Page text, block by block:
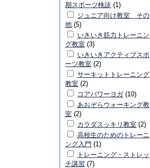
期スポーツ検診 (1)
ジュニア向け教室 その
他 (5)
いきいき筋力トレーニン
グ教室 (3)
いきいきアクティブスポ
ーツ教室 (2)
サーキットトレーニング
教室 (2)
コアパワーヨガ(10)
あおぞらウォーキング教
室 (2)
カラダスッキリ教室 (2)
高校生のためのトレーニ
ング入門 (1)
トレーニング・ストレッ
チ講習 (7)